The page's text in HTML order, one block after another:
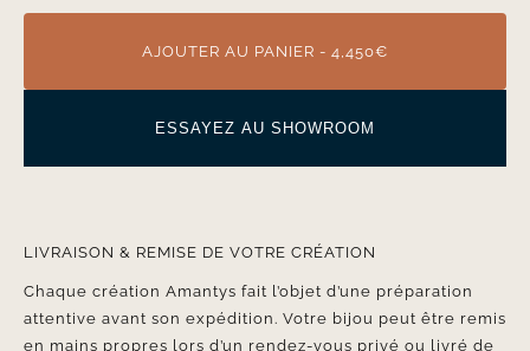
AJOUTER AU PANIER - 4,450€
ESSAYEZ AU SHOWROOM
LIVRAISON & REMISE DE VOTRE CRÉATION
Chaque création Amantys fait l’objet d’une préparation
attentive avant son expédition. Votre bijou peut être remis
en mains propres lors d’un rendez-vous privé ou livré de